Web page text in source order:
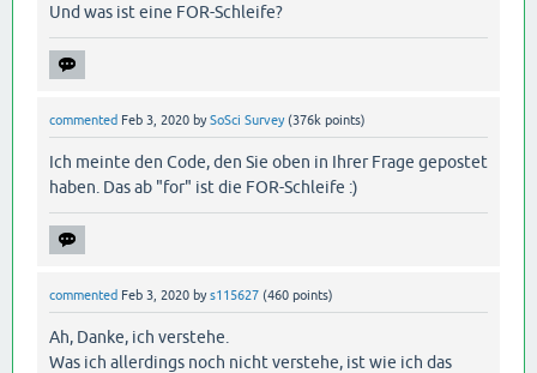
Und was ist eine FOR-Schleife?
commented Feb 3, 2020 bySoSci Survey (376k points)
Ich meinte den Code, den Sie oben in Ihrer Frage gepostet
haben. Das ab "for" ist die FOR-Schleife :)
commented Feb 3, 2020 bys115627 (460 points)
Ah, Danke, ich verstehe.
Was ich allerdings noch nicht verstehe, ist wie ich das